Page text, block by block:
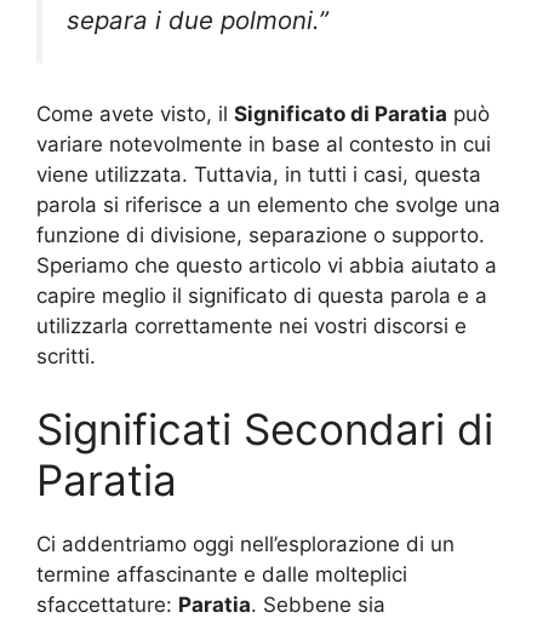
separa i due polmoni.”
Come avete visto, il Significato di Paratia può
variare notevolmente in base al contesto in cui
viene utilizzata. Tuttavia, in tutti i casi, questa
parola si riferisce a un elemento che svolge una
funzione di divisione, separazione o supporto.
Speriamo che questo articolo vi abbia aiutato a
capire meglio il significato di questa parola e a
utilizzarla correttamente nei vostri discorsi e
scritti.
Significati Secondari di
Paratia
Ci addentriamo oggi nell’esplorazione di un
termine affascinante e dalle molteplici
sfaccettature: Paratia. Sebbene sia